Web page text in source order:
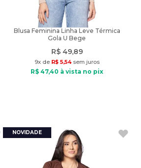
Blusa Feminina Linha Leve Térmica
Gola U Bege
R$ 49,89
9x de R$ 5,54sem juros
R$ 47,40 à vista no pix